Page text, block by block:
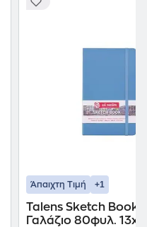
Άπαιχτη Τιμή +1
Talens Sketch Book
Γαλάζιο 80φυλ.